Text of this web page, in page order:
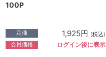
100P
定価 1,925円 (税込)
会員価格 ログイン後に表示